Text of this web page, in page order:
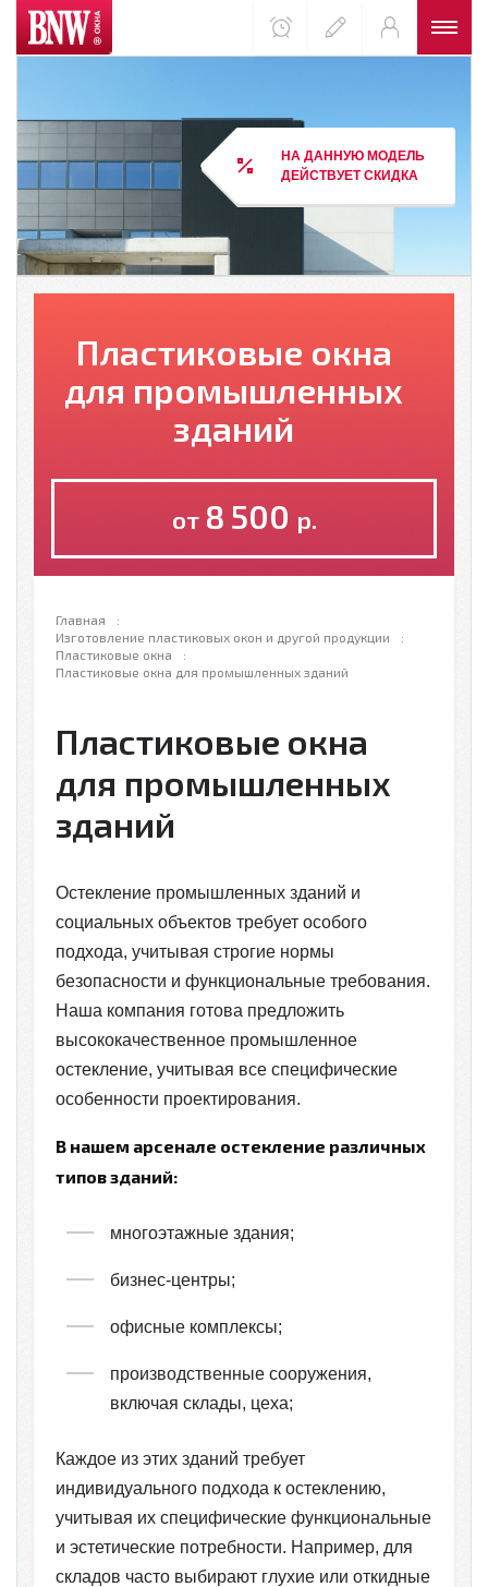
НА ДАННУЮ МОДЕЛЬ
ДЕЙСТВУЕТ СКИДКА
Пластиковые окна
для промышленных
зданий
от 8 500 р.
Главная
Изготовление пластиковых окон и другой продукции
Пластиковые окна
Пластиковые окна для промышленных зданий
Пластиковые окна
для промышленных
зданий
Остекление промышленных зданий и
социальных объектов требует особого
подхода, учитывая строгие нормы
безопасности и функциональные требования.
Наша компания готова предложить
высококачественное промышленное
остекление, учитывая все специфические
особенности проектирования.
В нашем арсенале остекление различных
типов зданий:
многоэтажные здания;
бизнес-центры;
офисные комплексы;
производственные сооружения,
включая склады, цеха;
Каждое из этих зданий требует
индивидуального подхода к остеклению,
учитывая их специфические функциональные
и эстетические потребности. Например, для
складов часто выбирают глухие или откидные